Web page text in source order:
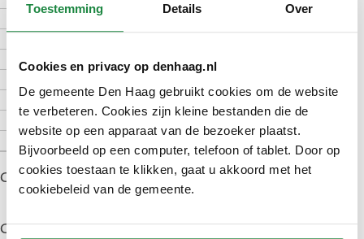
Toestemming Details Over
Cookies en privacy op denhaag.nl
De gemeente Den Haag gebruikt cookies om de website
te verbeteren. Cookies zijn kleine bestanden die de
website op een apparaat van de bezoeker plaatst.
Bijvoorbeeld op een computer, telefoon of tablet. Door op
cookies toestaan te klikken, gaat u akkoord met het
cookiebeleid van de gemeente.
Voorwaarden
Nodig bij uw aanvraag
Aanvragen
Hoelang duurt het
Goed om te weten
Subsidieregels
Contact
Gepubliceerd: 21 november 2023
Gewijzigd: 5 juni 2026